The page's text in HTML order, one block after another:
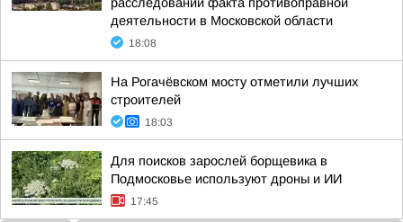
деятельности в Московской области
18:08
На Рогачёвском мосту отметили лучших
строителей
18:03
Для поисков зарослей борщевика в
Подмосковье используют дроны и ИИ
17:45